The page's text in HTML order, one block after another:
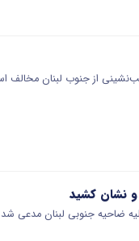
از جنوب لبنان مخالف
و نشان کشید
ضاحیه جنوبی لبنان مدعی